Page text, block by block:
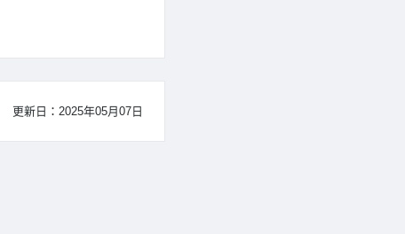
更新日：2025年05月07日